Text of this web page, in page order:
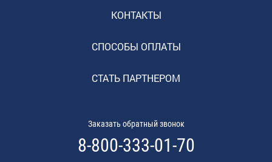
КОНТАКТЫ
СПОСОБЫ ОПЛАТЫ
СТАТЬ ПАРТНЕРОМ
Заказать обратный звонок
8-800-333-01-70